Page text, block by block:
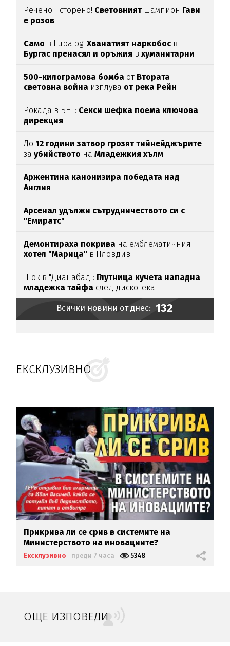
Речено - сторено! Световният шампион Гави
е розов
Само в Lupa.bg:Хванатият наркобос в
Бургас пренасял и оръжия вхуманитарни
500-килограмова бомба от Втората
световна война изплува от река Рейн
Рокада в БНТ: Секси шефка поема ключова
дирекция
До12 години затвор грозят тийнейджърите
заубийството наМладежкия хълм
Аржентина канонизира победата над
Англия
Арсенал удължи сътрудничеството си с
"Емиратс"
Демонтираха покрива на емблематичния
хотел "Марица" в Пловдив
Шок в "Дианабад": Глутница кучета нападна
младежка тайфа след дискотека
Всички новини от днес: 132
ЕКСКЛУЗИВНО
Прикрива ли се срив в системите на
Министерството на иновациите?
Ексклузивно преди 7 часа 5348
ОЩЕ ИЗПОВЕДИ